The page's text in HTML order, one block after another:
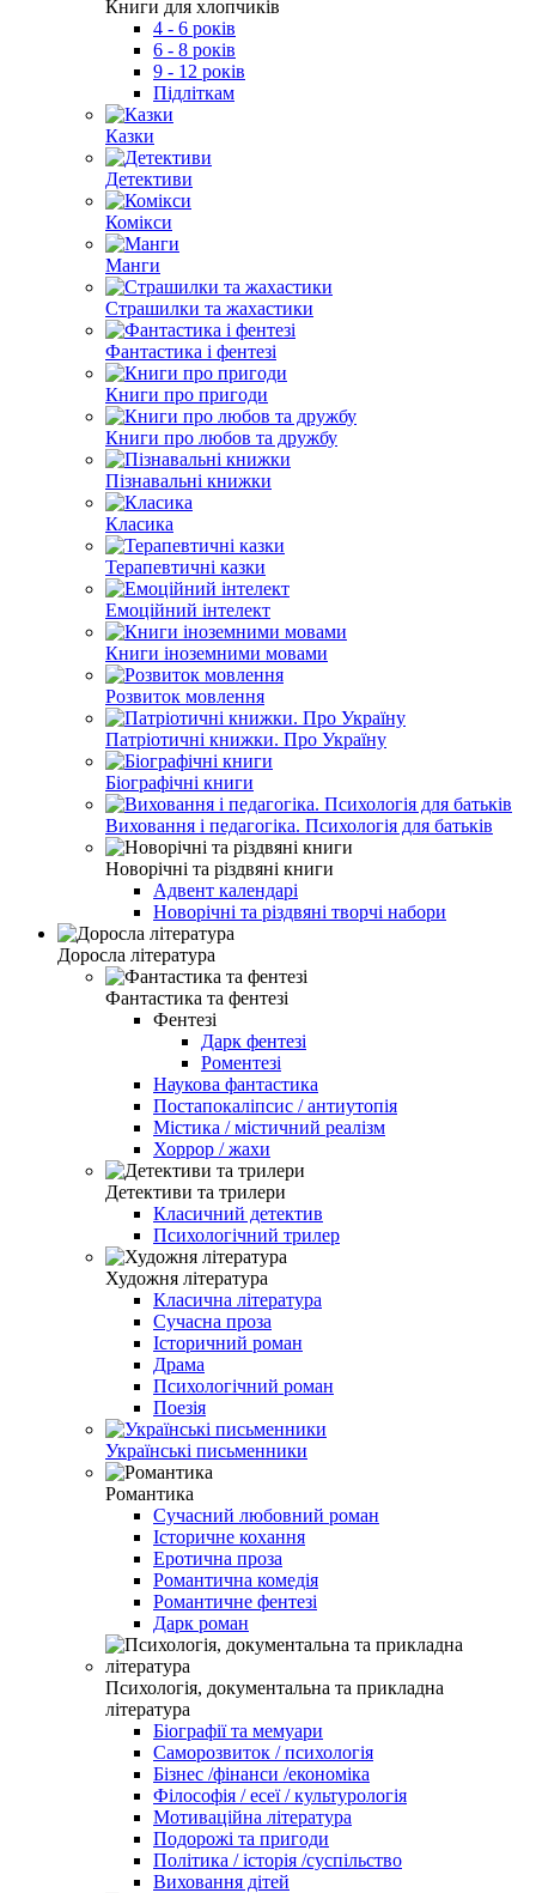
Книги для хлопчиків
4 - 6 років
6 - 8 років
9 - 12 років
Підліткам
Казки
Детективи
Комікси
Манги
Страшилки та жахастики
Фантастика і фентезі
Книги про пригоди
Книги про любов та дружбу
Пізнавальні книжки
Класика
Терапевтичні казки
Емоційний інтелект
Книги іноземними мовами
Розвиток мовлення
Патріотичні книжки. Про Україну
Біографічні книги
Виховання і педагогіка. Психологія для батьків
Новорічні та різдвяні книги
Адвент календарі
Новорічні та різдвяні творчі набори
Доросла література
Фантастика та фентезі
Фентезі
Дарк фентезі
Роментезі
Наукова фантастика
Постапокаліпсис / антиутопія
Містика / містичний реалізм
Хоррор / жахи
Детективи та трилери
Класичний детектив
Психологічний трилер
Художня література
Класична література
Сучасна проза
Історичний роман
Драма
Психологічний роман
Поезія
Українські письменники
Романтика
Сучасний любовний роман
Історичне кохання
Еротична проза
Романтична комедія
Романтичне фентезі
Дарк роман
Психологія, документальна та прикладна
література
Біографії та мемуари
Саморозвиток / психологія
Бізнес /фінанси /економіка
Філософія / есеї / культурологія
Мотиваційна література
Подорожі та пригоди
Політика / історія /суспільство
Виховання дітей